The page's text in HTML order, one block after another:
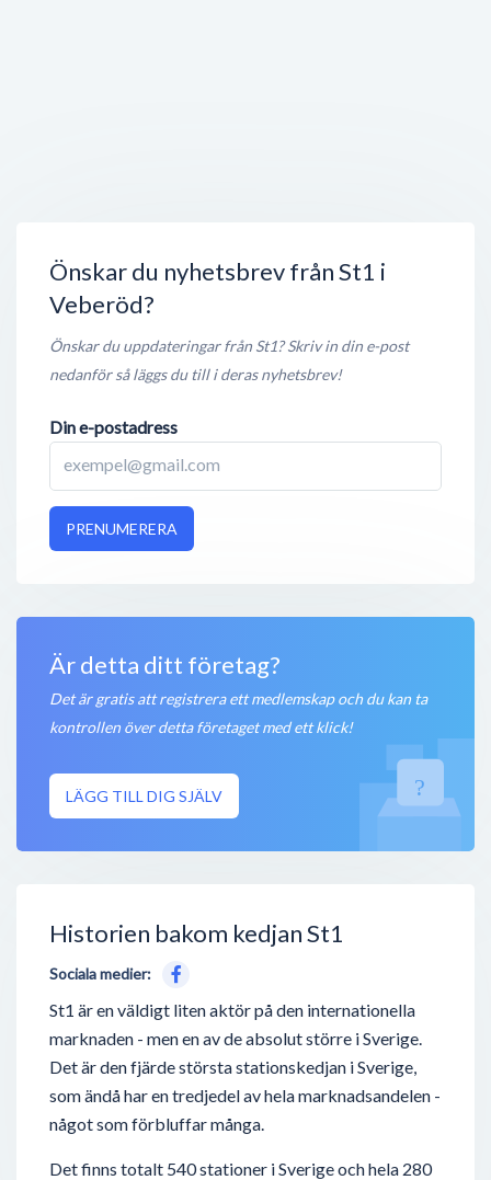
Önskar du nyhetsbrev från St1 i
Veberöd?
Önskar du uppdateringar från St1? Skriv in din e-post
nedanför så läggs du till i deras nyhetsbrev!
Din e-postadress
PRENUMERERA
Är detta ditt företag?
Det är gratis att registrera ett medlemskap och du kan ta
kontrollen över detta företaget med ett klick!
LÄGG TILL DIG SJÄLV
Historien bakom kedjan St1
Sociala medier:
St1 är en väldigt liten aktör på den internationella
marknaden - men en av de absolut större i Sverige.
Det är den fjärde största stationskedjan i Sverige,
som ändå har en tredjedel av hela marknadsandelen -
något som förbluffar många.
Det finns totalt 540 stationer i Sverige och hela 280